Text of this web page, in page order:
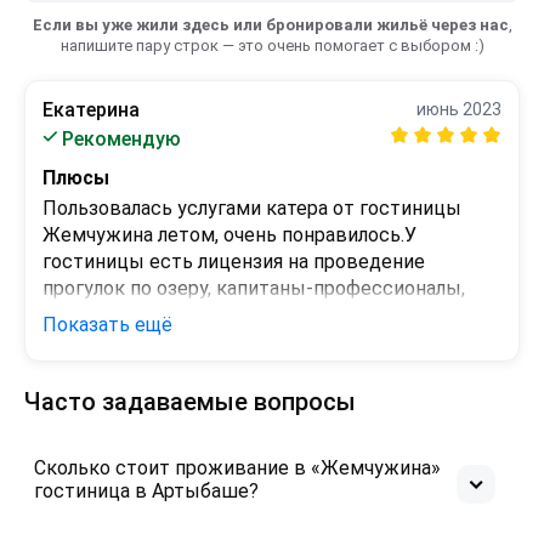
Если вы уже жили здесь или бронировали жильё через нас,
напишите пару строк — это очень помогает с выбором :)
Екатерина
Рекомендую
июнь 2023
Плюсы
Пользовалась услугами катера от гостиницы
Жемчужина летом, очень понравилось.У
гостиницы есть лицензия на проведение
прогулок по озеру, капитаны-профессионалы,
очень важный для меня фактор.
Все понравилось, обязательно вернусь!
В гостинице не проживала, о минусах сказать
Показать ещё
Часто задаваемые вопросы
Сколько стоит проживание в «Жемчужина»
гостиница в Артыбаше?